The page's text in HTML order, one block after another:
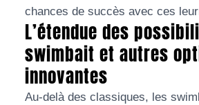
chances de succès avec ces
L’étendue des
swimbait et autres
innovantes
Au-delà des classiques, les